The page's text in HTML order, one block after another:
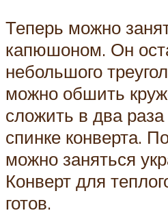
Теперь можно
капюшоном. Он
небольшого
можно обшить
сложить в два
спинке конверта.
можно заняться
Конверт для
готов.